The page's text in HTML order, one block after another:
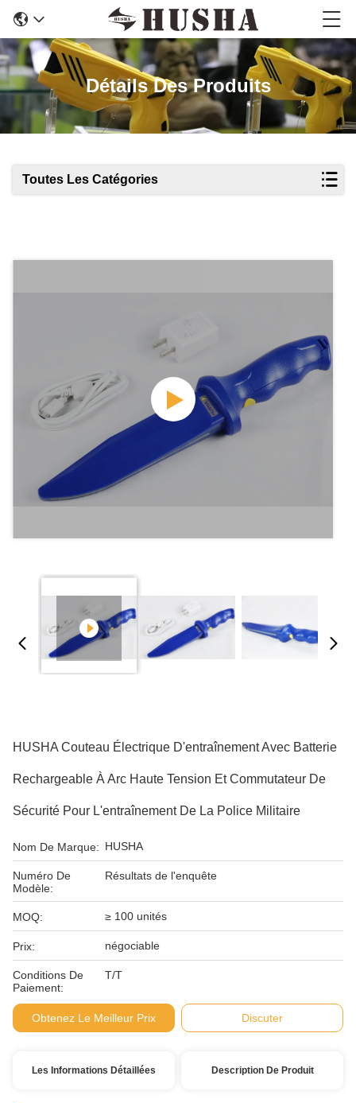
Détails Des Produits
Toutes Les Catégories
HUSHA Couteau Électrique D'entraînement Avec Batterie
Rechargeable À Arc Haute Tension Et Commutateur De
Sécurité Pour L'entraînement De La Police Militaire
Nom De Marque: HUSHA
Numéro De
Modèle:
Résultats de l'enquête
MOQ: ≥ 100 unités
Prix: négociable
Conditions De
Paiement:
T/T
Obtenez Le Meilleur Prix Discuter
Les Informations Détaillées Description De Produit